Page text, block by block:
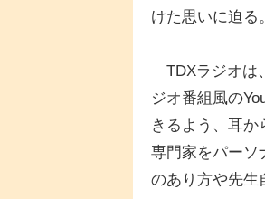
けた思いに迫る。
TDXラジオは
ジオ番組風の
きるよう、耳
専門家をパーソ
のあり方や先生